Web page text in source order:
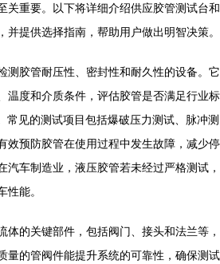
关重要。以下将详细介绍供应胶管测试台和
并提供选择指南，帮助用户做出明智决策。
测胶管耐压性、密封性和耐久性的设备。它
温度和介质条件，评估胶管是否满足行业标
常见的测试项目包括爆破压力测试、脉冲测
效预防胶管在使用过程中发生故障，减少停
汽车制造业，液压胶管若未经过严格测试，
性能。
体的关键部件，包括阀门、接头和法兰等，
量的管阀件能提升系统的可靠性，确保测试